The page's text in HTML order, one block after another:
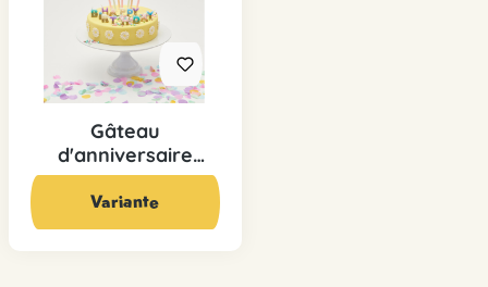
Gâteau
d'anniversaire
pastel
79,00 CHF*
Variante